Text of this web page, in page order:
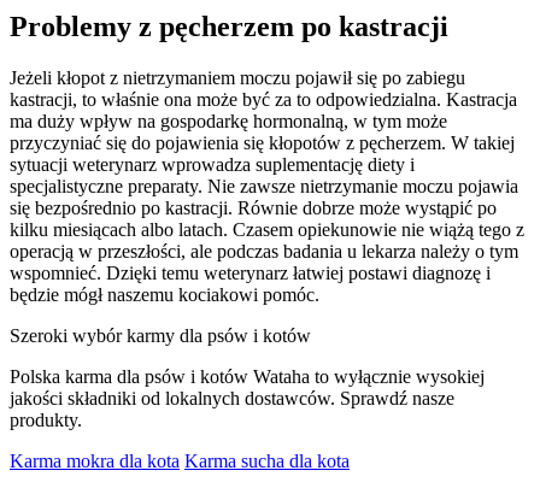
Problemy z pęcherzem po kastracji
Jeżeli kłopot z nietrzymaniem moczu pojawił się po zabiegu
kastracji, to właśnie ona może być za to odpowiedzialna. Kastracja
ma duży wpływ na gospodarkę hormonalną, w tym może
przyczyniać się do pojawienia się kłopotów z pęcherzem. W takiej
sytuacji weterynarz wprowadza suplementację diety i
specjalistyczne preparaty. Nie zawsze nietrzymanie moczu pojawia
się bezpośrednio po kastracji. Równie dobrze może wystąpić po
kilku miesiącach albo latach. Czasem opiekunowie nie wiążą tego z
operacją w przeszłości, ale podczas badania u lekarza należy o tym
wspomnieć. Dzięki temu weterynarz łatwiej postawi diagnozę i
będzie mógł naszemu kociakowi pomóc.
Szeroki wybór karmy dla psów i kotów
Polska karma dla psów i kotów Wataha to wyłącznie wysokiej
jakości składniki od lokalnych dostawców. Sprawdź nasze
produkty.
Karma mokra dla kota Karma sucha dla kota